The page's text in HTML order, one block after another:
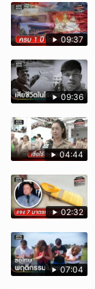
09:37
09:36
04:44
02:32
07:04